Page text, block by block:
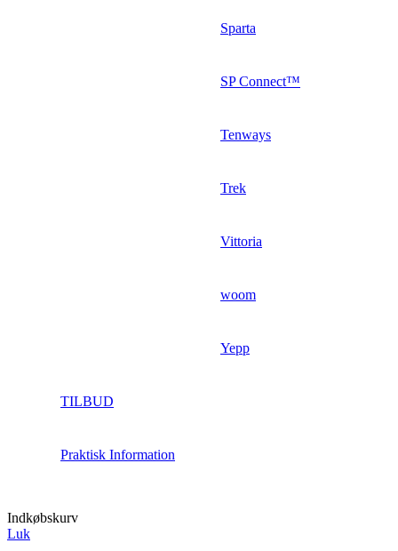
Sparta
SP Connect™
Tenways
Trek
Vittoria
woom
Yepp
TILBUD
Praktisk Information
Indkøbskurv
Luk